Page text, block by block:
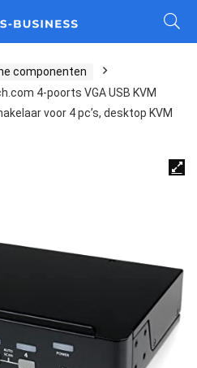
componenten
4-poorts VGA USB KVM
voor 4 pc’s, desktop KVM